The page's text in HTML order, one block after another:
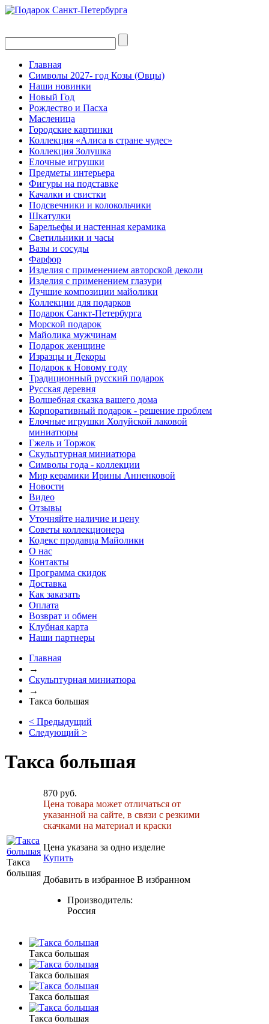
Главная
Символы 2027- год Козы (Овцы)
Наши новинки
Новый Год
Рождество и Пасха
Масленица
Городские картинки
Коллекция «Алиса в стране чудес»
Коллекция Золушка
Елочные игрушки
Предметы интерьера
Фигуры на подставке
Качалки и свистки
Подсвечники и колокольчики
Шкатулки
Барельефы и настенная керамика
Светильники и часы
Вазы и сосуды
Фарфор
Изделия с применением авторской деколи
Изделия с применением глазури
Лучшие композиции майолики
Коллекции для подарков
Подарок Санкт-Петербурга
Морской подарок
Майолика мужчинам
Подарок женщине
Изразцы и Декоры
Подарок к Новому году
Традиционный русский подарок
Русская деревня
Волшебная сказка вашего дома
Корпоративный подарок - решение проблем
Елочные игрушки Холуйской лаковой
миниатюры
Гжель и Торжок
Скульптурная миниатюра
Символы года - коллекции
Мир керамики Ирины Анненковой
Новости
Видео
Отзывы
Уточняйте наличие и цену
Советы коллекционера
Кодекс продавца Майолики
О нас
Контакты
Программа скидок
Доставка
Как заказать
Оплата
Возврат и обмен
Клубная карта
Наши партнеры
Главная
→
Скульптурная миниатюра
→
Такса большая
< Предыдущий
Следующий >
Такса большая
Такса
большая
870 руб.
Цена товара может отличаться от
указанной на сайте, в связи с резкими
скачками на материал и краски
Цена указана за одно изделие
Купить
Добавить в избранное В избранном
Производитель:
Россия
Такса большая
Такса большая
Такса большая
Такса большая